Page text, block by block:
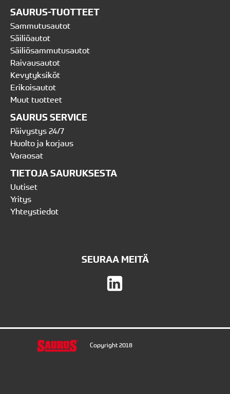
SAURUS-TUOTTEET
Sammutusautot
Säiliöautot
Säiliösammutusautot
Raivausautot
Kevytyksiköt
Erikoisautot
Muut tuotteet
SAURUS SERVICE
Päivystys 24/7
Huolto ja korjaus
Varaosat
TIETOJA SAURUKSESTA
Uutiset
Yritys
Yhteystiedot
SEURAA MEITÄ
Copyright 2018